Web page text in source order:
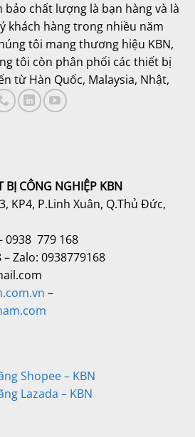
chất lượng là bạn hàng và là
khách hàng trong nhiều năm
tôi mang thương hiệu KBN,
tôi còn phân phối các thiết bị
từ Hàn Quốc, Malaysia, Nhật,
BỊ CÔNG NGHIỆP KBN
KP4, P.Linh Xuân, Q.Thủ Đức,
0938 779 168
Zalo: 0938779168
–
Shopee – KBN
Lazada – KBN